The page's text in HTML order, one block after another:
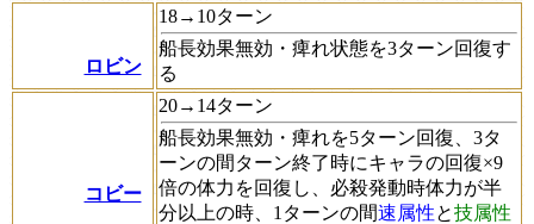
ロビン
18→10ターン
船長効果無効・痺れ状態を3ターン回復す
る
コビー
20→14ターン
船長効果無効・痺れを5ターン回復、3タ
ーンの間ターン終了時にキャラの回復×9
倍の体力を回復し、必殺発動時体力が半
分以上の時、1ターンの間速属性と技属性